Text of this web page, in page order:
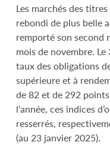
Les marchés des
rebondi de plus belle
remporté son second
mois de novembre.
taux des obligations
supérieure et à
de 82 et de 292
l’année, ces indices
resserrés,
(au 23 janvier 2025).